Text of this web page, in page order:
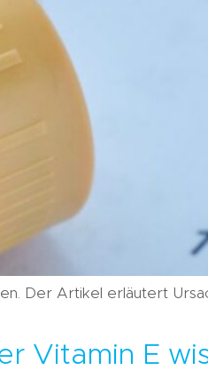
Der Artikel erläutert
Vitamin E